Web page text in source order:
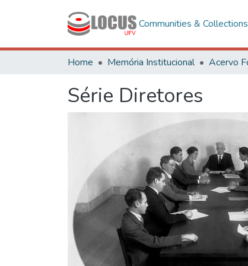
Communities & Collections
Home Memória Institucional
Série Diretores